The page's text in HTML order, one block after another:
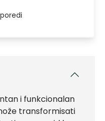
i funkcionalan
transformisati